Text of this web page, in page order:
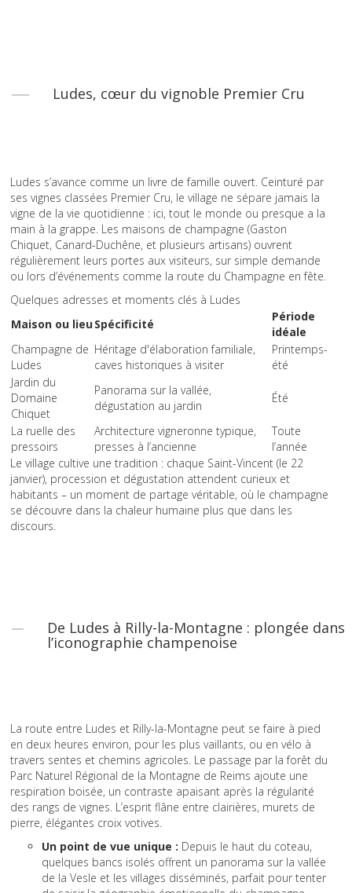
Ludes, cœur du vignoble Premier Cru
Ludes s’avance comme un livre de famille ouvert. Ceinturé par
ses vignes classées Premier Cru, le village ne sépare jamais la
vigne de la vie quotidienne : ici, tout le monde ou presque a la
main à la grappe. Les maisons de champagne (Gaston
Chiquet, Canard-Duchêne, et plusieurs artisans) ouvrent
régulièrement leurs portes aux visiteurs, sur simple demande
ou lors d’événements comme la route du Champagne en fête.
Quelques adresses et moments clés à Ludes
Maison ou lieuSpécificité
Période
idéale
Champagne de
Ludes
Héritage d'élaboration familiale,
caves historiques à visiter
Printemps-
été
Jardin du
Domaine
Chiquet
Panorama sur la vallée,
dégustation au jardin
Été
La ruelle des
pressoirs
Architecture vigneronne typique,
presses à l’ancienne
Toute
l’année
Le village cultive une tradition : chaque Saint-Vincent (le 22
janvier), procession et dégustation attendent curieux et
habitants – un moment de partage véritable, où le champagne
se découvre dans la chaleur humaine plus que dans les
discours.
De Ludes à Rilly-la-Montagne : plongée dans
l’iconographie champenoise
La route entre Ludes et Rilly-la-Montagne peut se faire à pied
en deux heures environ, pour les plus vaillants, ou en vélo à
travers sentes et chemins agricoles. Le passage par la forêt du
Parc Naturel Régional de la Montagne de Reims ajoute une
respiration boisée, un contraste apaisant après la régularité
des rangs de vignes. L’esprit flâne entre clairières, murets de
pierre, élégantes croix votives.
Un point de vue unique : Depuis le haut du coteau,
quelques bancs isolés offrent un panorama sur la vallée
de la Vesle et les villages disséminés, parfait pour tenter